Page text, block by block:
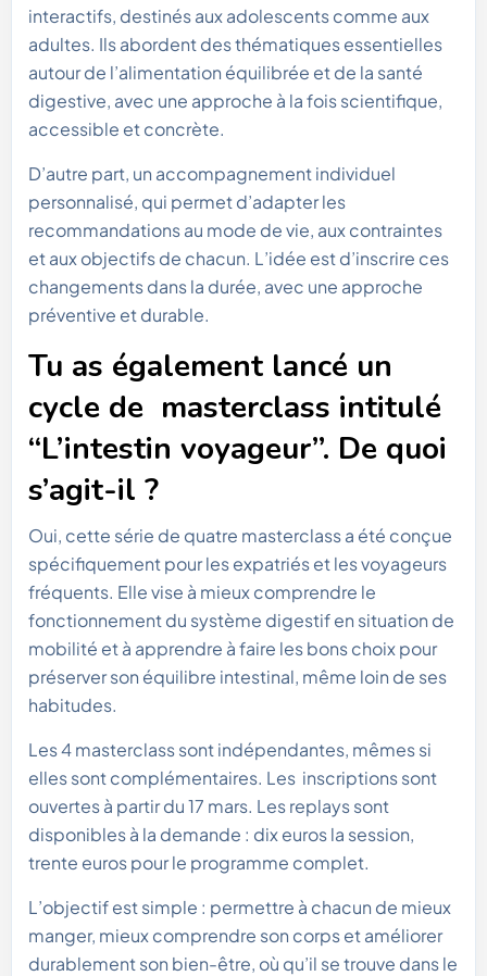
interactifs, destinés aux adolescents comme aux
adultes. Ils abordent des thématiques essentielles
autour de l’alimentation équilibrée et de la santé
digestive, avec une approche à la fois scientifique,
accessible et concrète.
D’autre part, un accompagnement individuel
personnalisé, qui permet d’adapter les
recommandations au mode de vie, aux contraintes
et aux objectifs de chacun. L’idée est d’inscrire ces
changements dans la durée, avec une approche
préventive et durable.
Tu as également lancé un
cycle de masterclass intitulé
“L’intestin voyageur”. De quoi
s’agit-il ?
Oui, cette série de quatre masterclass a été conçue
spécifiquement pour les expatriés et les voyageurs
fréquents. Elle vise à mieux comprendre le
fonctionnement du système digestif en situation de
mobilité et à apprendre à faire les bons choix pour
préserver son équilibre intestinal, même loin de ses
habitudes.
Les 4 masterclass sont indépendantes, mêmes si
elles sont complémentaires. Les inscriptions sont
ouvertes à partir du 17 mars. Les replays sont
disponibles à la demande : dix euros la session,
trente euros pour le programme complet.
L’objectif est simple : permettre à chacun de mieux
manger, mieux comprendre son corps et améliorer
durablement son bien-être, où qu’il se trouve dans le